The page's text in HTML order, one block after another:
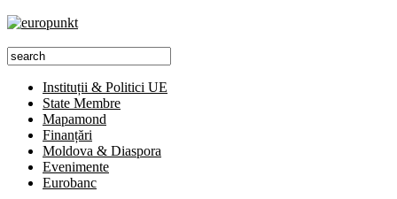
Instituții & Politici UE
State Membre
Mapamond
Finanțări
Moldova & Diaspora
Evenimente
Eurobanc